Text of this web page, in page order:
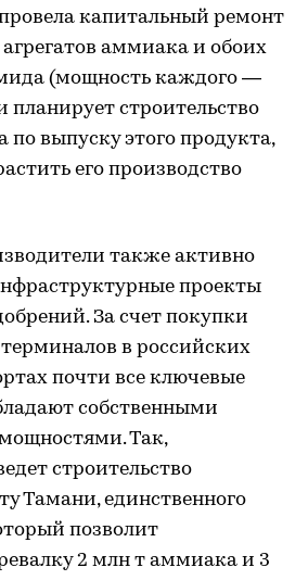
капитальный ремонт
аммиака и обоих
(мощность каждого —
планирует строительство
по выпуску этого продукта,
его производство
также активно
проекты
За счет покупки
в российских
почти все ключевые
собственными
Так,
строительство
Тамани, единственного
позволит
2 млн т аммиака и 3